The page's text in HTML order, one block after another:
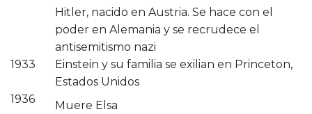
Hitler, nacido en Austria. Se hace con el
poder en Alemania y se recrudece el
antisemitismo nazi
1933
Einstein y su familia se exilian en Princeton,
Estados Unidos
1936
Muere Elsa